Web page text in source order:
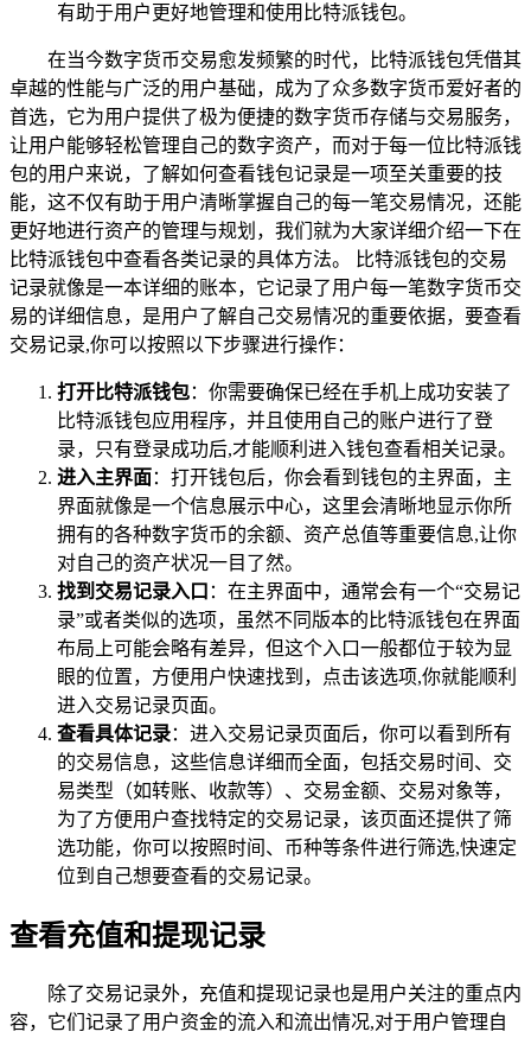
有助于用户更好地管理和使用比特派钱包。
在当今数字货币交易愈发频繁的时代，比特派钱包凭借其
卓越的性能与广泛的用户基础，成为了众多数字货币爱好者的
首选，它为用户提供了极为便捷的数字货币存储与交易服务，
让用户能够轻松管理自己的数字资产，而对于每一位比特派钱
包的用户来说，了解如何查看钱包记录是一项至关重要的技
能，这不仅有助于用户清晰掌握自己的每一笔交易情况，还能
更好地进行资产的管理与规划，我们就为大家详细介绍一下在
比特派钱包中查看各类记录的具体方法。 比特派钱包的交易
记录就像是一本详细的账本，它记录了用户每一笔数字货币交
易的详细信息，是用户了解自己交易情况的重要依据，要查看
交易记录,你可以按照以下步骤进行操作：
打开比特派钱包：你需要确保已经在手机上成功安装了
比特派钱包应用程序，并且使用自己的账户进行了登
录，只有登录成功后,才能顺利进入钱包查看相关记录。
进入主界面：打开钱包后，你会看到钱包的主界面，主
界面就像是一个信息展示中心，这里会清晰地显示你所
拥有的各种数字货币的余额、资产总值等重要信息,让你
对自己的资产状况一目了然。
找到交易记录入口 ：在主界面中，通常会有一个“交易记
录”或者类似的选项，虽然不同版本的比特派钱包在界面
布局上可能会略有差异，但这个入口一般都位于较为显
眼的位置，方便用户快速找到，点击该选项,你就能顺利
进入交易记录页面。
查看具体记录：进入交易记录页面后，你可以看到所有
的交易信息，这些信息详细而全面，包括交易时间、交
易类型（如转账、收款等）、交易金额、交易对象等，
为了方便用户查找特定的交易记录，该页面还提供了筛
选功能，你可以按照时间、币种等条件进行筛选,快速定
位到自己想要查看的交易记录。
查看充值和提现记录
除了交易记录外，充值和提现记录也是用户关注的重点内
容，它们记录了用户资金的流入和流出情况,对于用户管理自